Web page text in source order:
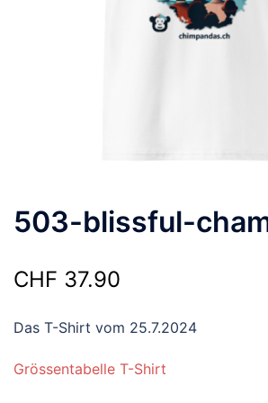
503-blissful-
CHF 37.90
Das T-Shirt vom 25.7.2024
Grössentabelle T-Shirt